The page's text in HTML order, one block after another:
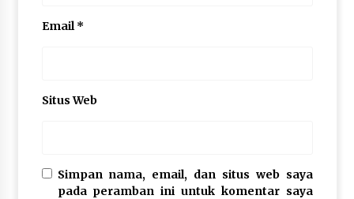
Email *
Situs Web
Simpan nama, email, dan situs web saya
pada peramban ini untuk komentar saya